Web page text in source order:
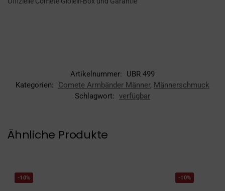
Artikelnummer:
UBR 499
Kategorien:
Comete Armbänder Männer, Männerschmuck
Schlagwort: verfügbar
Ähnliche Produkte
-10% -10%